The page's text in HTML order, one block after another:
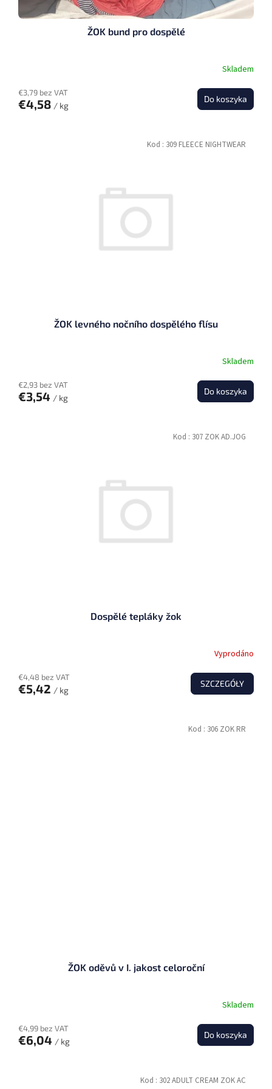
ŽOK bund pro dospělé
Skladem
€3,79 bez VAT
€4,58 / kg
Do koszyka
ŽOK levného nočního dospělého flísu
Skladem
€2,93 bez VAT
€3,54 / kg
Do koszyka
Kod : 309 FLEECE NIGHTWEAR
Dospělé tepláky žok
Vyprodáno
€4,48 bez VAT
€5,42 / kg
SZCZEGÓŁY
Kod : 307 ZOK AD.JOG
ŽOK oděvů v I. jakost celoroční
Skladem
€4,99 bez VAT
€6,04 / kg
Do koszyka
Kod : 306 ZOK RR
Kod : 302 ADULT CREAM ZOK AC